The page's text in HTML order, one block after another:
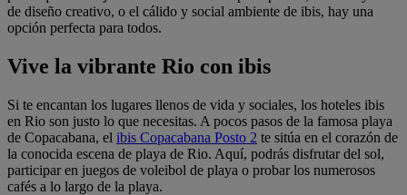
de diseño creativo, o el cálido y social ambiente de ibis, hay una
opción perfecta para todos.
Vive la vibrante Rio con ibis
Si te encantan los lugares llenos de vida y sociales, los hoteles ibis
en Rio son justo lo que necesitas. A pocos pasos de la famosa playa
de Copacabana, el ibis Copacabana Posto 2 te sitúa en el corazón de
la conocida escena de playa de Rio. Aquí, podrás disfrutar del sol,
participar en juegos de voleibol de playa o probar los numerosos
cafés a lo largo de la playa.